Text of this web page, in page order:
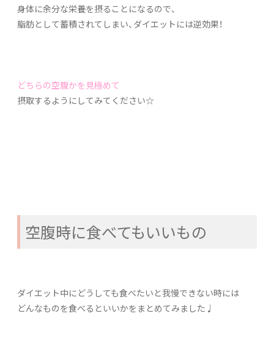
身体に余分な栄養を摂ることになるので、
脂肪として蓄積されてしまい、ダイエットには逆効果！
どちらの空腹かを見極めて
摂取するようにしてみてください☆
空腹時に食べてもいいもの
ダイエット中にどうしても食べたいと我慢できない時には
どんなものを食べるといいかをまとめてみました♩